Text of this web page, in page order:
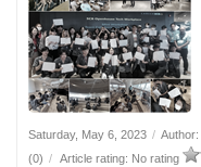
Saturday, May 6, 2023 / Author:
(0) / Article rating: No rating